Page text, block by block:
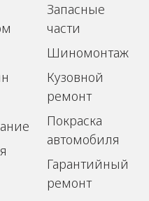
Запасные
части
Шиномонтаж
Кузовной
ремонт
Покраска
автомобиля
Гарантийный
ремонт